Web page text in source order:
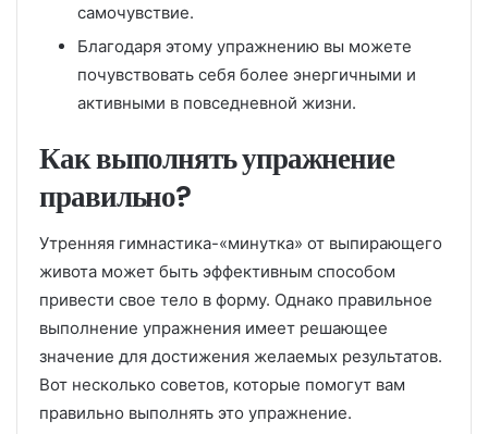
самочувствие.
Благодаря этому упражнению вы можете
почувствовать себя более энергичными и
активными в повседневной жизни.
Как выполнять упражнение
правильно?
Утренняя гимнастика-«минутка» от выпирающего
живота может быть эффективным способом
привести свое тело в форму. Однако правильное
выполнение упражнения имеет решающее
значение для достижения желаемых результатов.
Вот несколько советов, которые помогут вам
правильно выполнять это упражнение.